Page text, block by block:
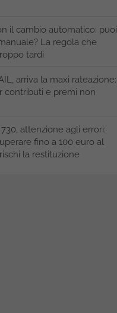
il cambio automatico: puoi
La regola che
tardi
arriva la maxi rateazione:
contributi e premi non
attenzione agli errori:
fino a 100 euro al
la restituzione